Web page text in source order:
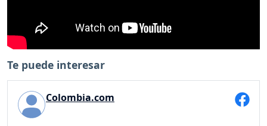
Te puede interesar
Colombia.com